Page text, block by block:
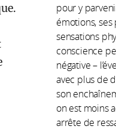
pour y
émotions,
sensations
conscience
négative –
avec plus de
son
on est moins
arrête de